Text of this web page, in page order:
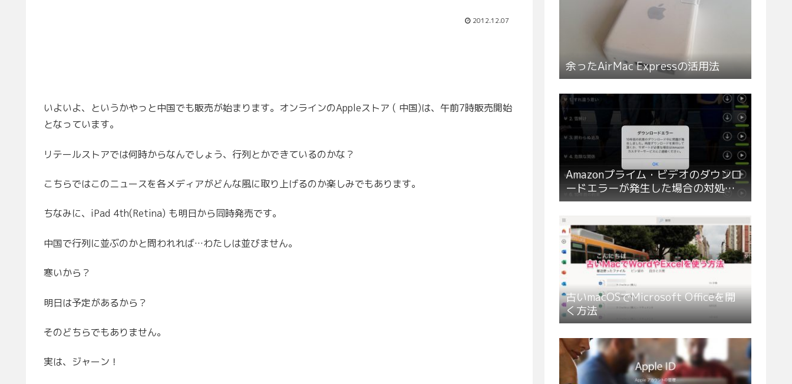
2012.12.07
いよいよ、というかやっと中国でも販売が始まります。オンラインのAppleストア ( 中国)は、午前7時販売開始
となっています。
リテールストアでは何時からなんでしょう、行列とかできているのかな？
こちらではこのニュースを各メディアがどんな風に取り上げるのか楽しみでもあります。
ちなみに、iPad 4th(Retina) も明日から同時発売です。
中国で行列に並ぶのかと問われれば…わたしは並びません。
寒いから？
明日は予定があるから？
そのどちらでもありません。
実は、ジャーン！
余ったAirMac Expressの活用法
Amazonプライム・ビデオのダウンロ
ードエラーが発生した場合の対処方
法
古いmacOSでMicrosoft Officeを開
く方法